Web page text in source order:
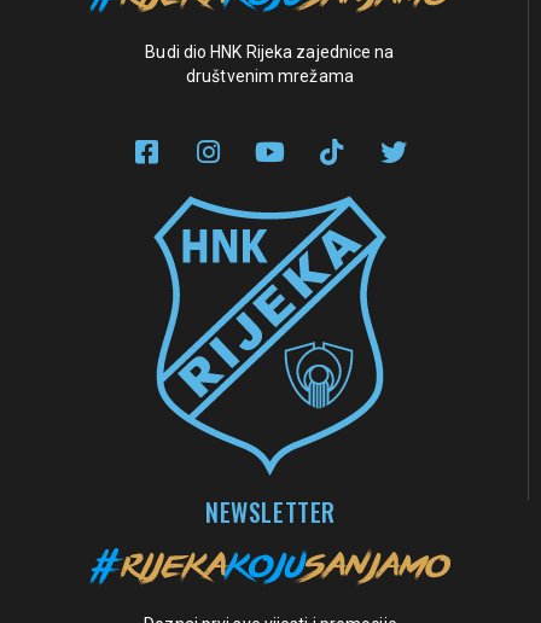
Budi dio HNK Rijeka zajednice na
društvenim mrežama
NEWSLETTER